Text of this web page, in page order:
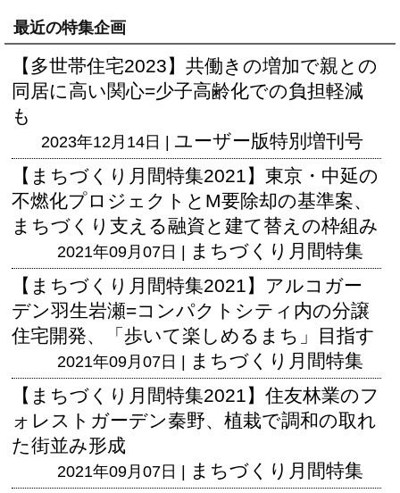
最近の特集企画
【多世帯住宅2023】共働きの増加で親との
同居に高い関心=少子高齢化での負担軽減
も
2023年12月14日 | ユーザー版特別増刊号
【まちづくり月間特集2021】東京・中延の
不燃化プロジェクトとM要除却の基準案、
まちづくり支える融資と建て替えの枠組み
2021年09月07日 | まちづくり月間特集
【まちづくり月間特集2021】アルコガー
デン羽生岩瀬=コンパクトシティ内の分譲
住宅開発、「歩いて楽しめるまち」目指す
2021年09月07日 | まちづくり月間特集
【まちづくり月間特集2021】住友林業のフ
ォレストガーデン秦野、植栽で調和の取れ
た街並み形成
2021年09月07日 | まちづくり月間特集